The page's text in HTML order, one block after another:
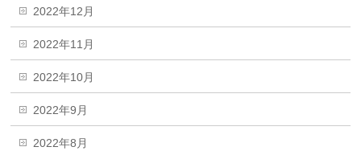
2022年12月
2022年11月
2022年10月
2022年9月
2022年8月